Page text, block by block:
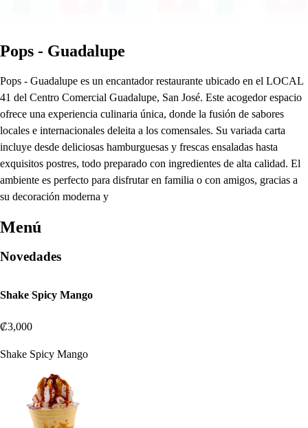
Pops - Guadalupe
Pops - Guadalupe es un encantador restaurante ubicado en el LOCAL
41 del Centro Comercial Guadalupe, San José. Este acogedor espacio
ofrece una experiencia culinaria única, donde la fusión de sabores
locales e internacionales deleita a los comensales. Su variada carta
incluye desde deliciosas hamburguesas y frescas ensaladas hasta
exquisitos postres, todo preparado con ingredientes de alta calidad. El
ambiente es perfecto para disfrutar en familia o con amigos, gracias a
su decoración moderna y
Menú
Novedades
Shake Spicy Mango
₡3,000
Shake Spicy Mango